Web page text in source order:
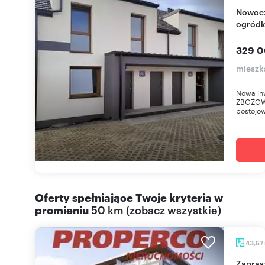
Nowoczesne 3-pokojowe mieszkanie z
329
Nowa
Oferty spełniające Twoje kryteria w
promieniu50 km (zobacz wszystkie)
43,57